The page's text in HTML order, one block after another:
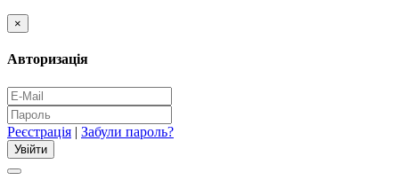
×
Авторизація
Реєстрація | Забули пароль?